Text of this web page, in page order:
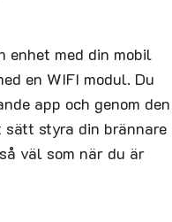
enhet med din mobil
en WIFI modul. Du
app och genom den
sätt styra din brännare
väl som när du är